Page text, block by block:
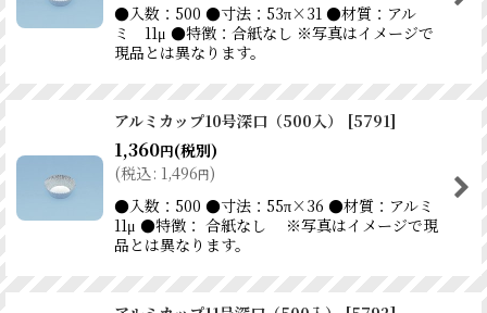
●入数：500 ●寸法：53π×31 ●材質：アル
ミ 11μ ●特徴：合紙なし ※写真はイメージで
現品とは異なります。
アルミカップ10号深口（500入） [5791]
1,360円(税別)
(税込: 1,496円)
●入数：500 ●寸法：55π×36 ●材質：アルミ
11μ ●特徴： 合紙なし ※写真はイメージで現
品とは異なります。